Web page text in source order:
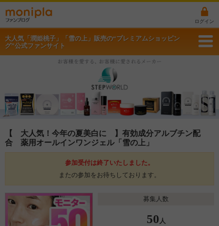
ログイン
大人気「潤姫桃子」「雪の上」販売の“プレミアムショッピン
グ”公式ファンサイト
【 大人気！今年の夏美白に 】有効成分アルブチン配
合 薬用オールインワンジェル「雪の上」
参加受付は終了いたしました。
またの参加をお待ちしております。
募集人数
50 人